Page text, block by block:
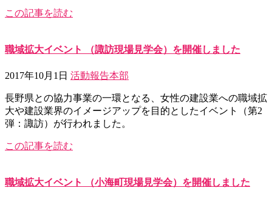
この記事を読む
職域拡大イベント （諏訪現場見学会）を開催しました
2017年10月1日 活動報告本部
長野県との協力事業の一環となる、女性の建設業への職域拡
大や建設業界のイメージアップを目的としたイベント（第2
弾：諏訪）が行われました。
この記事を読む
職域拡大イベント （小海町現場見学会）を開催しました